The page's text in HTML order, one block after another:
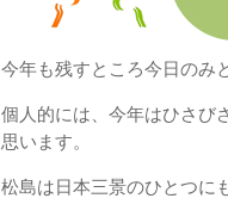
今年も残すところ今日のみ
個人的には、今年はひさび
思います。
松島は日本三景のひとつに